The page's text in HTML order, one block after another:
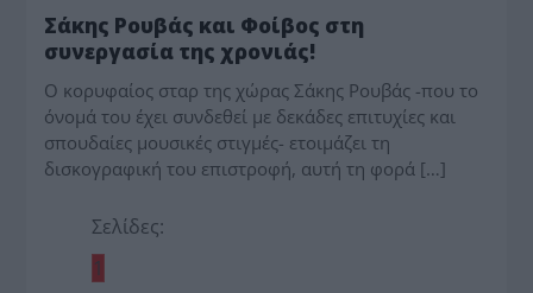
Σάκης Ρουβάς και Φοίβος στη
συνεργασία της χρονιάς!
Ο κορυφαίος σταρ της χώρας Σάκης Ρουβάς -που το
όνομά του έχει συνδεθεί με δεκάδες επιτυχίες και
σπουδαίες μουσικές στιγμές- ετοιμάζει τη
δισκογραφική του επιστροφή, αυτή τη φορά […]
Σελίδες:
1